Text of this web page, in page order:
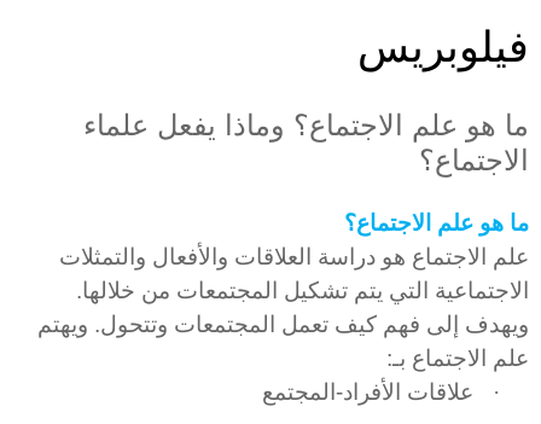
فيلوبريس
ما هو علم الاجتماع؟ وماذا يفعل علماء
الاجتماع؟
ما هو علم الاجتماع؟
علم الاجتماع هو دراسة العلاقات والأفعال والتمثلات
الاجتماعية التي يتم تشكيل المجتمعات من خلالها.
ويهدف إلى فهم كيف تعمل المجتمعات وتتحول. ويهتم
علم الاجتماع بـ:
·
علاقات الأفراد-المجتمع